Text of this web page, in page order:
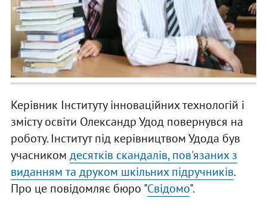
Керівник Інституту інноваційних технологій і
змісту освіти Олександр Удод повернувся на
роботу. Інститут під керівництвом Удода був
учасником десятків скандалів, пов'язаних з
виданням та друком шкільних підручників.
Про це повідомляє бюро "Свідомо".